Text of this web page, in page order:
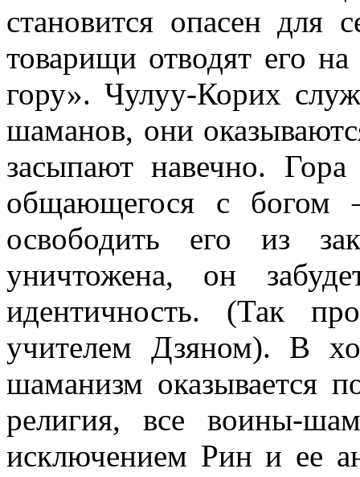
становится опасен для
товарищи отводят его
гору».Чулуу-Корих
шаманов, они
засыпают навечно.
общающегося с богом
освободить его из
уничтожена, он
идентичность. (Так
учителем Дзяном). В
шаманизм оказывается
религия, все воины-
исключением Рин и ее